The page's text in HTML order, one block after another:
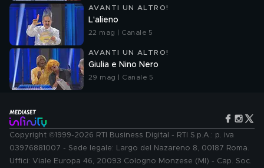
AVANTI UN ALTRO!
L'alieno
22 mag | Canale 5
AVANTI UN ALTRO!
Giulia e Nino Nero
29 mag | Canale 5
Copyright ©1999-2026 RTI Business Digital - RTI S.p.A.: p. iva
03976881007 - Sede legale: Largo del Nazareno 8, 00187 Roma.
Uffici: Viale Europa 46, 20093 Cologno Monzese (MI) - Cap. Soc.